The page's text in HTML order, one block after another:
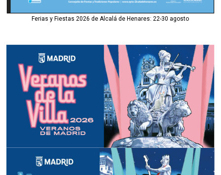
Ferias y Fiestas 2026 de Alcalá de Henares: 22-30 agosto